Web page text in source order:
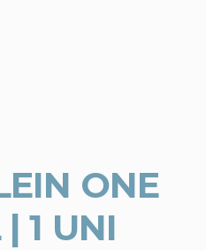
ONE
1 UNI